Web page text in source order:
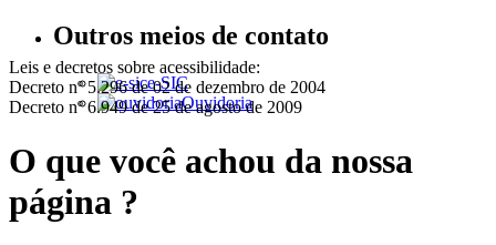
Outros meios de contato
e-SIC
Ouvidoria
Leis e decretos sobre acessibilidade:
Decreto nº 5.296 de 02 de dezembro de 2004
Decreto nº 6.949 de 25 de agosto de 2009
O que você achou da nossa
página ?